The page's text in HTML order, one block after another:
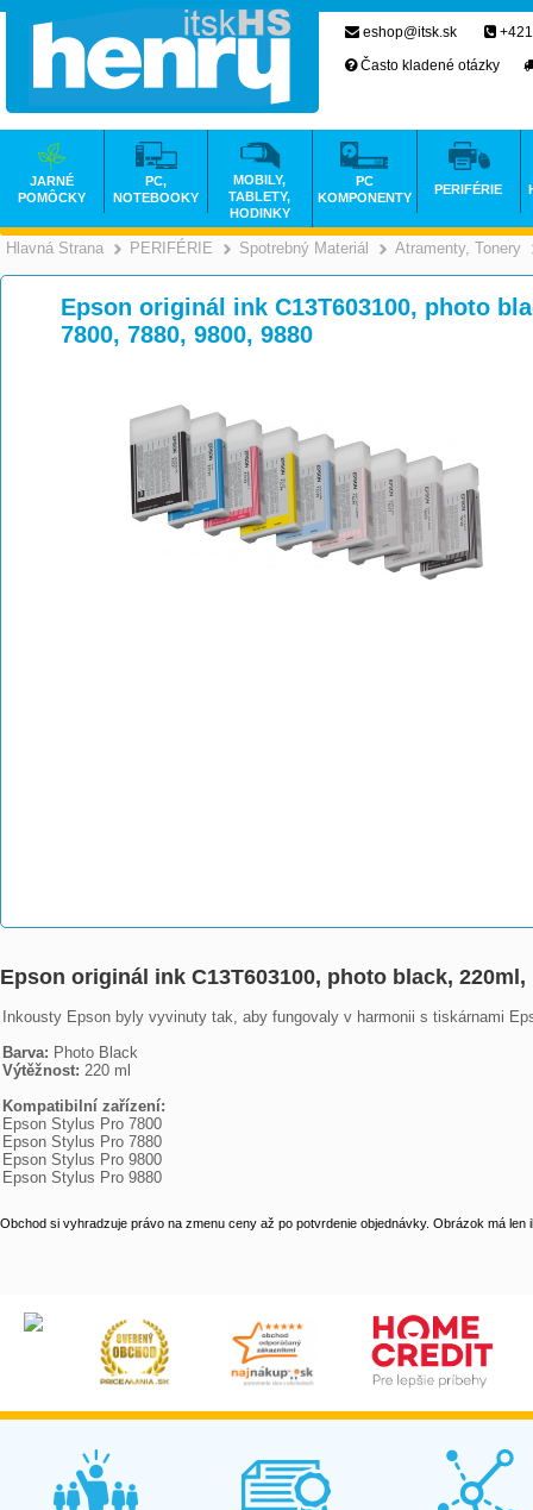
Hlavná Strana >
PERIFÉRIE >
Spotrebný Materiál >
Atramenty, Tonery
Epson originál ink C13T603100, photo
7800, 7880, 9800, 9880
Epson originál ink C13T603100, photo black,
Inkousty Epson byly vyvinuty tak, aby fungovaly v harmonii s tiskárnami
Barva:
Výtěžnost: 220 ml
Kompatibilní zařízení:
Epson Stylus Pro 7800
Epson Stylus Pro 7880
Epson Stylus Pro 9800
Epson Stylus Pro 9880
Obchod si vyhradzuje právo na zmenu ceny až po potvrdenie objednávky. Obrázok má len
eshop@itsk.sk
Často kladené otázky
JARNÉ
POMÔCKY
PC,
NOTEBOOKY
MOBILY,
TABLETY,
HODINKY
PC
KOMPONENTY
PERIFÉRIE